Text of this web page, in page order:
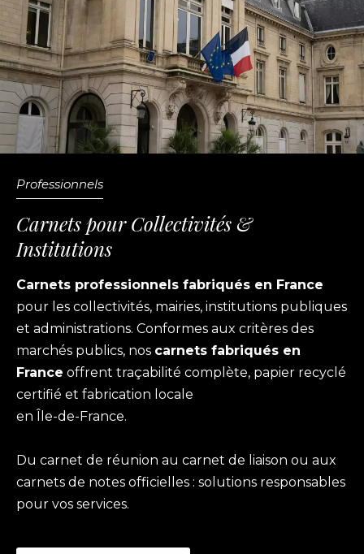
Professionnels
Carnets pour Collectivités &
Institutions
Carnets professionnels fabriqués en France
pour les collectivités, mairies, institutions publiques
et administrations. Conformes aux critères des
marchés publics, nos carnets fabriqués en
France offrent traçabilité complète, papier recyclé
certifié et fabrication locale
en Île-de-France.
Du carnet de réunion au carnet de liaison ou aux
carnets de notes officielles : solutions responsables
pour vos services.